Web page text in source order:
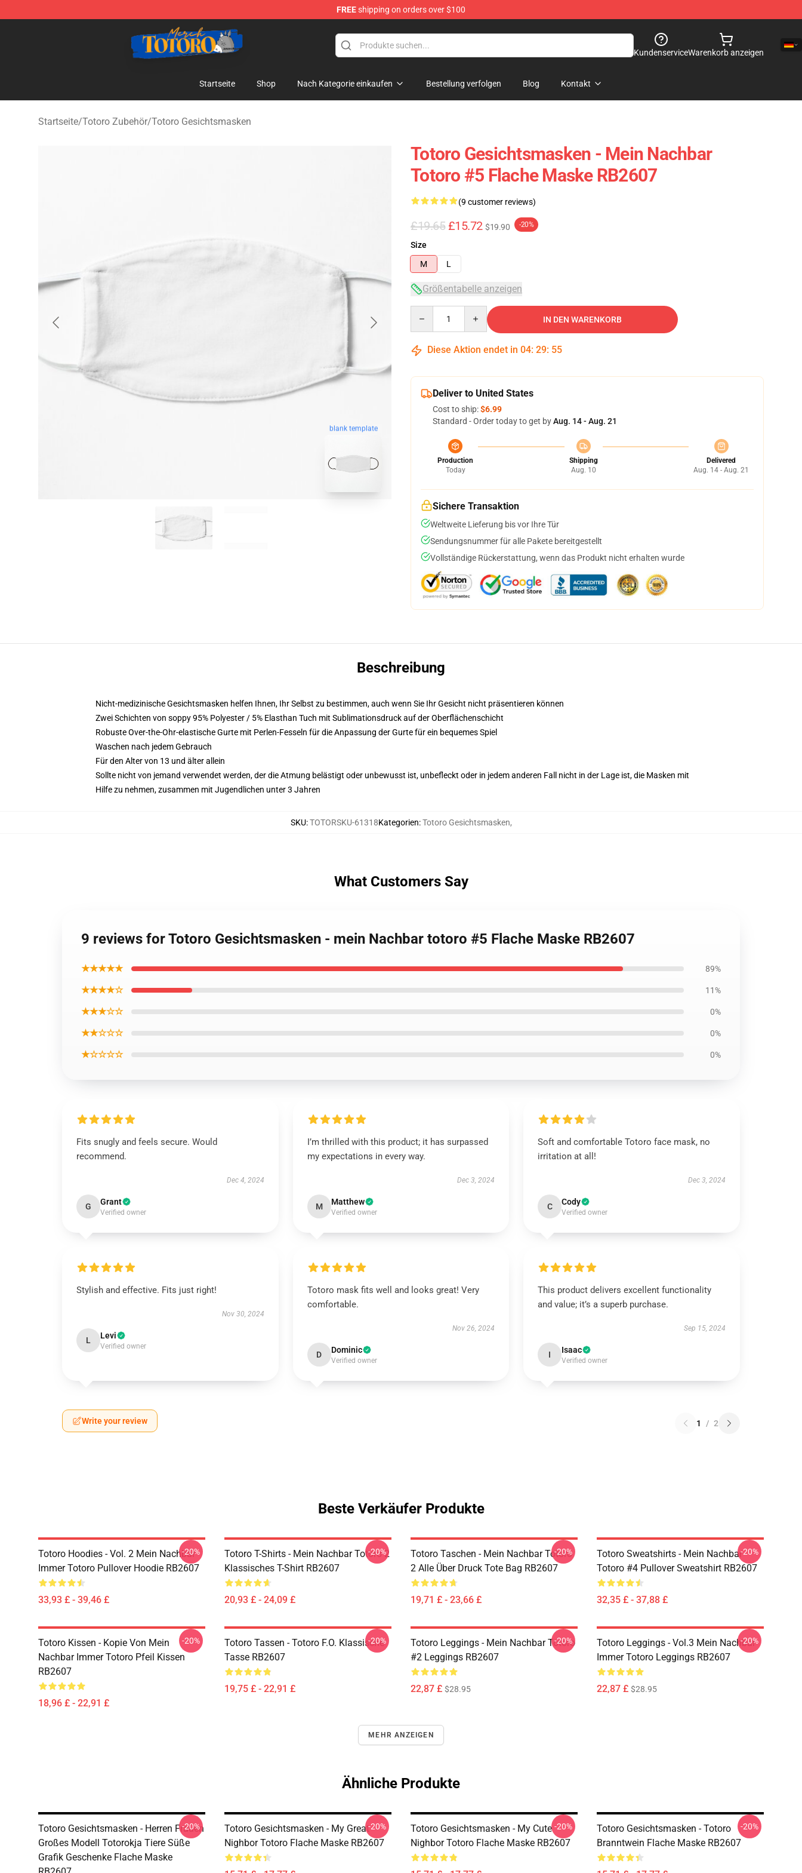
FREEshipping on orders over $100
Totoro Store - Official Totoro Merchandise Shop
KundenserviceWarenkorb anzeigen
Startseite Shop Nach Kategorie einkaufen Bestellung verfolgen Blog Kontakt
Startseite/Totoro Zubehör/Totoro Gesichtsmasken
blank template
Totoro Gesichtsmasken - Mein Nachbar
Totoro #5 Flache Maske RB2607
(9 customer reviews)
£19.65 £15.72 $19.90 -20%
Size
M
L
Größentabelle anzeigen
IN DEN WARENKORB
Diese Aktion endet in 04: 29: 54
Deliver to United States
Cost to ship:$6.99
Standard - Order today to get byAug. 14 - Aug. 21
Production
Today
Shipping
Aug. 10
Delivered
Aug. 14 - Aug. 21
Sichere Transaktion
Weltweite Lieferung bis vor Ihre Tür
Sendungsnummer für alle Pakete bereitgestellt
Vollständige Rückerstattung, wenn das Produkt nicht erhalten wurde
Beschreibung
Nicht-medizinische Gesichtsmasken helfen Ihnen, Ihr Selbst zu bestimmen, auch wenn Sie Ihr Gesicht nicht präsentieren können
Zwei Schichten von soppy 95% Polyester / 5% Elasthan Tuch mit Sublimationsdruck auf der Oberflächenschicht
Robuste Over-the-Ohr-elastische Gurte mit Perlen-Fesseln für die Anpassung der Gurte für ein bequemes Spiel
Waschen nach jedem Gebrauch
Für den Alter von 13 und älter allein
Sollte nicht von jemand verwendet werden, der die Atmung belästigt oder unbewusst ist, unbefleckt oder in jedem anderen Fall nicht in der Lage ist, die Masken mit
Hilfe zu nehmen, zusammen mit Jugendlichen unter 3 Jahren
SKU:TOTORSKU-61318Kategorien:Totoro Gesichtsmasken,
What Customers Say
9 reviews for Totoro Gesichtsmasken - mein Nachbar totoro #5 Flache Maske RB2607
★★★★★ 89%
★★★★☆ 11%
★★★☆☆ 0%
★★☆☆☆ 0%
★☆☆☆☆ 0%
Fits snugly and feels secure. Would
recommend.
Dec 4, 2024
G Grant
Verified owner
I’m thrilled with this product; it has surpassed
my expectations in every way.
Dec 3, 2024
M Matthew
Verified owner
Soft and comfortable Totoro face mask, no
irritation at all!
Dec 3, 2024
C Cody
Verified owner
Stylish and effective. Fits just right!
Nov 30, 2024
L Levi
Verified owner
Totoro mask fits well and looks great! Very
comfortable.
Nov 26, 2024
D Dominic
Verified owner
This product delivers excellent functionality
and value; it’s a superb purchase.
Sep 15, 2024
I Isaac
Verified owner
Write your review 1 / 2
Beste Verkäufer Produkte
Totoro Hoodies - Vol. 2 Mein Nachbar
Immer Totoro Pullover Hoodie RB2607
33,93 £ - 39,46 £
-20%
Totoro T-Shirts - Mein Nachbar Totoro 2
Klassisches T-Shirt RB2607
20,93 £ - 24,09 £
-20%
Totoro Taschen - Mein Nachbar Totoro
2 Alle Über Druck Tote Bag RB2607
19,71 £ - 23,66 £
-20%
Totoro Sweatshirts - Mein Nachbar
Totoro #4 Pullover Sweatshirt RB2607
32,35 £ - 37,88 £
-20%
Totoro Kissen - Kopie Von Mein
Nachbar Immer Totoro Pfeil Kissen
RB2607
18,96 £ - 22,91 £
-20%
Totoro Tassen - Totoro F.O. Klassische
Tasse RB2607
19,75 £ - 22,91 £
-20%
Totoro Leggings - Mein Nachbar Totoro
#2 Leggings RB2607
22,87 £ $28.95
-20%
Totoro Leggings - Vol.3 Mein Nachbar
Immer Totoro Leggings RB2607
22,87 £ $28.95
-20%
MEHR ANZEIGEN
Ähnliche Produkte
Totoro Gesichtsmasken - Herren Frauen
Großes Modell Totorokja Tiere Süße
Grafik Geschenke Flache Maske
-20%
Totoro Gesichtsmasken - My Great
Nighbor Totoro Flache Maske RB2607
-20%
Totoro Gesichtsmasken - My Cute
Nighbor Totoro Flache Maske RB2607
-20%
Totoro Gesichtsmasken - Totoro
Branntwein Flache Maske RB2607
-20%